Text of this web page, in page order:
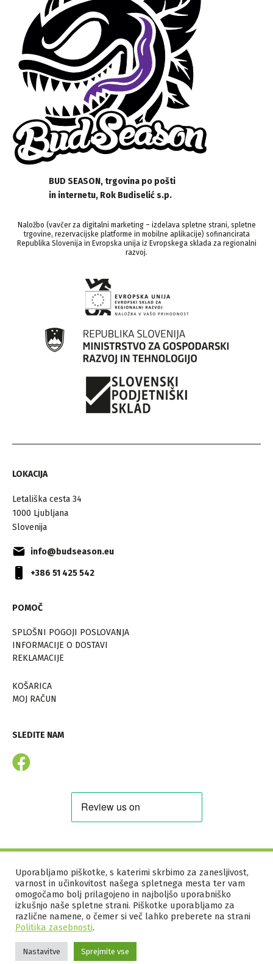
BUD SEASON, trgovina po pošti
in internetu, Rok Budiselić s.p.
Naložbo (vavčer za digitalni marketing – izdelava spletne strani, spletne
trgovine, rezervacijske platforme in mobilne aplikacije) sofinancirata
Republika Slovenija in Evropska unija iz Evropskega sklada za regionalni
razvoj.
LOKACIJA
Letališka cesta 34
1000 Ljubljana
Slovenija
info@budseason.eu
+386 51 425 542
POMOČ
SPLOŠNI POGOJI POSLOVANJA
INFORMACIJE O DOSTAVI
REKLAMACIJE
KOŠARICA
MOJ RAČUN
SLEDITE NAM
© 2026 BUD SEASON S.P.
SPLOŠNI POGOJI POSLOVANJA
PRAVILNIK O ZASEBNOSTI
PIŠKOTKI
WEBTIM
Uporabljamo piškotke, s katerimi skrbimo za zanesljivost,
varnost in učinkovitost našega spletnega mesta ter vam
omogočamo bolj prilagojeno in najboljšo uporabniško
izkušnjo naše spletne strani. Piškotke uporabljamo za
različne namene, o čemer si več lahko preberete na strani
Politika zasebnosti.
Nastavitve Sprejmite vse